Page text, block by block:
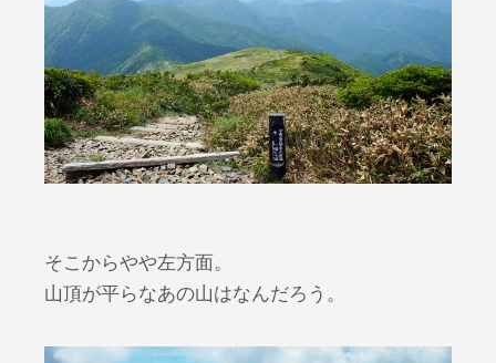
そこからやや左方面。
山頂が平らなあの山はなんだろう。